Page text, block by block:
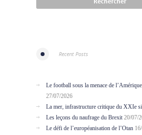
Recent Posts
Le football sous la menace de
27/07/2026
La mer, infrastructure critique du XXIe
Les leçons du naufrage du Brexit 20/07/
Le défi de l’européanisation de l’Otan